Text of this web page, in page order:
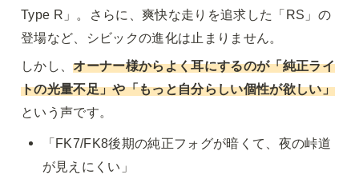
Type R」。さらに、爽快な走りを追求した「RS」の
登場など、シビックの進化は止まりません。
しかし、オーナー様からよく耳にするのが「純正ライ
トの光量不足」や「もっと自分らしい個性が欲しい」
という声です。
「FK7/FK8後期の純正フォグが暗くて、夜の峠道
が見えにくい」